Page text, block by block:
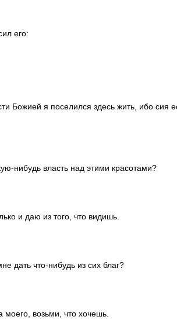
его:
Божией я поселился здесь жить, ибо сия
нибудь власть над этими красотами?
и даю из того, что видишь.
дать что-нибудь из сих благ?
моего, возьми, что хочешь.